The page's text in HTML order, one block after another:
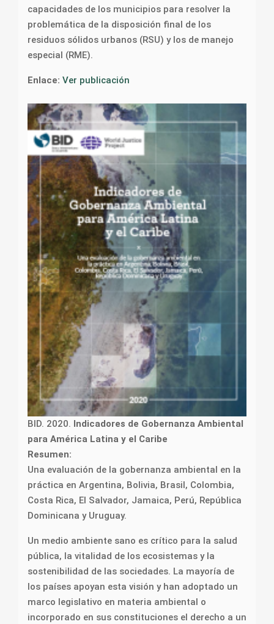
capacidades de los municipios para resolver la
problemática de la disposición final de los
residuos sólidos urbanos (RSU) y los de manejo
especial (RME).
Enlace: Ver publicación
BID. 2020. Indicadores de Gobernanza Ambiental
para América Latina y el Caribe
Resumen:
Una evaluación de la gobernanza ambiental en la
práctica en Argentina, Bolivia, Brasil, Colombia,
Costa Rica, El Salvador, Jamaica, Perú, República
Dominicana y Uruguay.
Un medio ambiente sano es crítico para la salud
pública, la vitalidad de los ecosistemas y la
sostenibilidad de las sociedades. La mayoría de
los países apoyan esta visión y han adoptado un
marco legislativo en materia ambiental o
incorporado en sus constituciones el derecho a un